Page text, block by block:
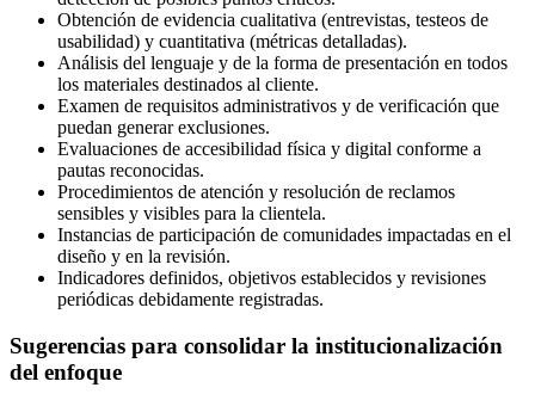
Obtención de evidencia cualitativa (entrevistas, testeos de
usabilidad) y cuantitativa (métricas detalladas).
Análisis del lenguaje y de la forma de presentación en todos
los materiales destinados al cliente.
Examen de requisitos administrativos y de verificación que
puedan generar exclusiones.
Evaluaciones de accesibilidad física y digital conforme a
pautas reconocidas.
Procedimientos de atención y resolución de reclamos
sensibles y visibles para la clientela.
Instancias de participación de comunidades impactadas en el
diseño y en la revisión.
Indicadores definidos, objetivos establecidos y revisiones
periódicas debidamente registradas.
Sugerencias para consolidar la institucionalización
del enfoque